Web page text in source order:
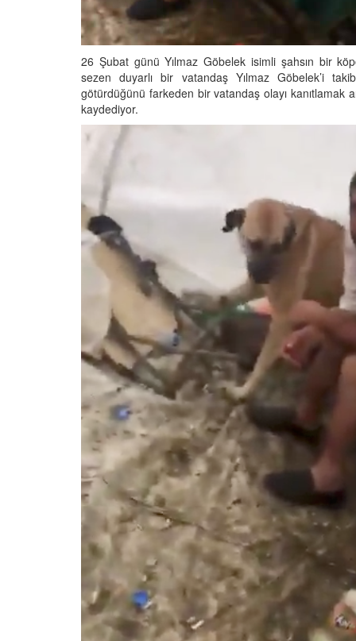
26 Şubat günü Yılmaz Göbelek isimli şahsın bir
sezen duyarlı bir vatandaş Yılmaz Göbelek’i
götürdüğünü farkeden bir vatandaş olayı kanıtlamak
kaydediyor.
Hareket: Müge Anlı
Haczedilmesine
Fenomeni Olan 12
Melek Oldu
Papağanın Ölümü İle
22.05.2020
MasterChef Programı
Tanınan Murat